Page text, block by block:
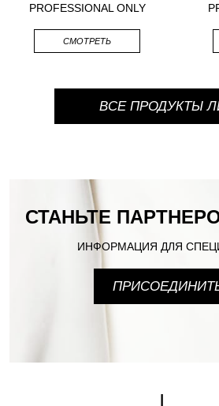
PROFESSIONAL ONLY
СМОТРЕТЬ
ВСЕ ПРОДУКТЫ
СТАНЬТЕ
ИНФОРМАЦИЯ ДЛЯ